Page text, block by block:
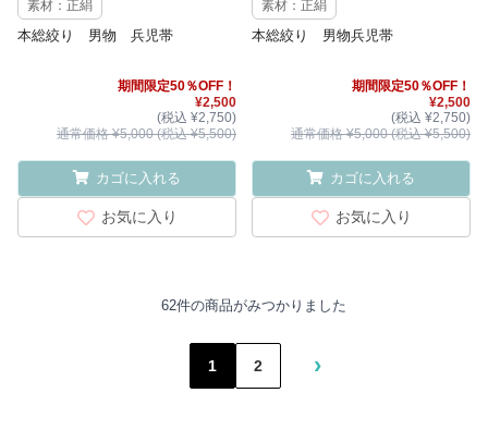
素材：正絹
本総絞り 男物 兵児帯
期間限定50％OFF！
¥2,500
(税込 ¥2,750)
通常価格 ¥5,000 (税込 ¥5,500)
カゴに入れる
お気に入り
素材：正絹
本総絞り 男物兵児帯
期間限定50％OFF！
¥2,500
(税込 ¥2,750)
通常価格 ¥5,000 (税込 ¥5,500)
カゴに入れる
お気に入り
62件の商品がみつかりました
1 2 ›